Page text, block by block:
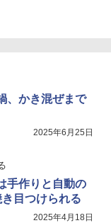
、かき混ぜまで
2025年6月25日
手作りと自動の
目つけられる
2025年4月18日